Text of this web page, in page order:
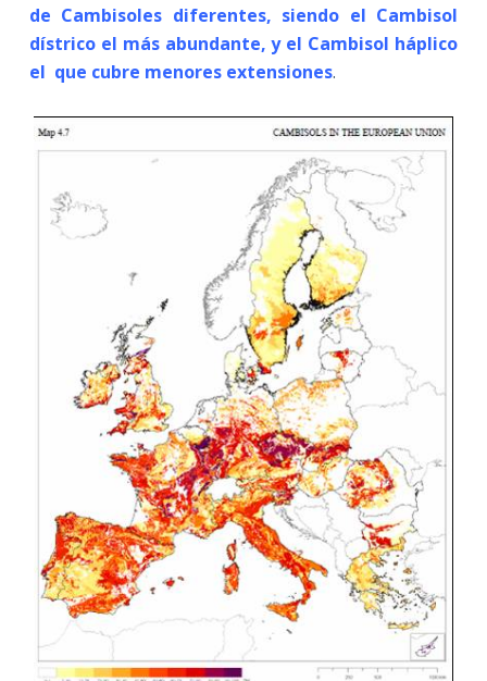
de Cambisoles diferentes, siendo el Cambisol
dístrico el más abundante, y el Cambisol háplico
el que cubre menores extensiones.